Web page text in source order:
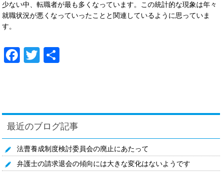
少ない中、転職者が最も多くなっています。この統計的な現象は年々
就職状況が悪くなっていったことと関連しているように思っていま
す。
Facebook
Twitter
最近のブログ記事
法曹養成制度検討委員会の廃止にあたって
弁護士の請求退会の傾向には大きな変化はないようです